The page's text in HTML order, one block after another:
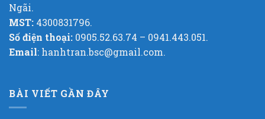
Ngãi.
MST: 4300831796.
Số điện thoại: 0905.52.63.74 – 0941.443.051.
Email: hanhtran.bsc@gmail.com.
BÀI VIẾT GẦN ĐÂY